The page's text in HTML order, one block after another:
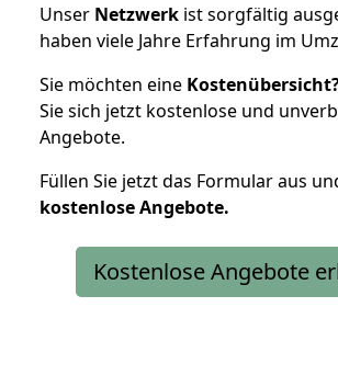
Unser Netzwerk ist sorgfältig
haben viele Jahre Erfahrung im
Sie möchten eine
Sie sich jetzt kostenlose und
Angebote.
Füllen Sie jetzt das Formular aus
kostenloseAngebote.
Kostenlose Angebote